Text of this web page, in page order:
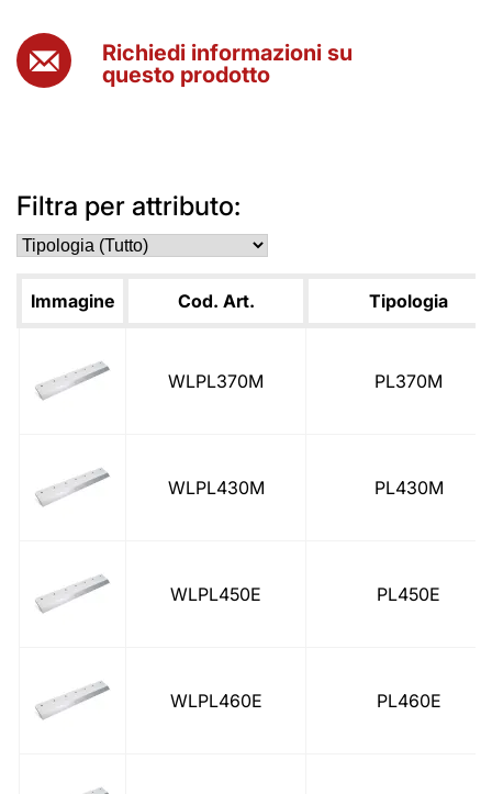
Richiedi informazioni su
questo prodotto
Filtra per attributo:
Immagine Cod. Art. Tipologia
WLPL370M PL370M
WLPL430M PL430M
WLPL450E PL450E
WLPL460E PL460E